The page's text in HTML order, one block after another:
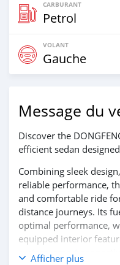
CARBURANT
Petrol
VOLANT
Gauche
Message du
Discover the
efficient sedan
Combining sleek
reliable performance,
and comfortable ride
distance journeys. Its
optimal performance,
equipped interior
system, smart
Afficher plus